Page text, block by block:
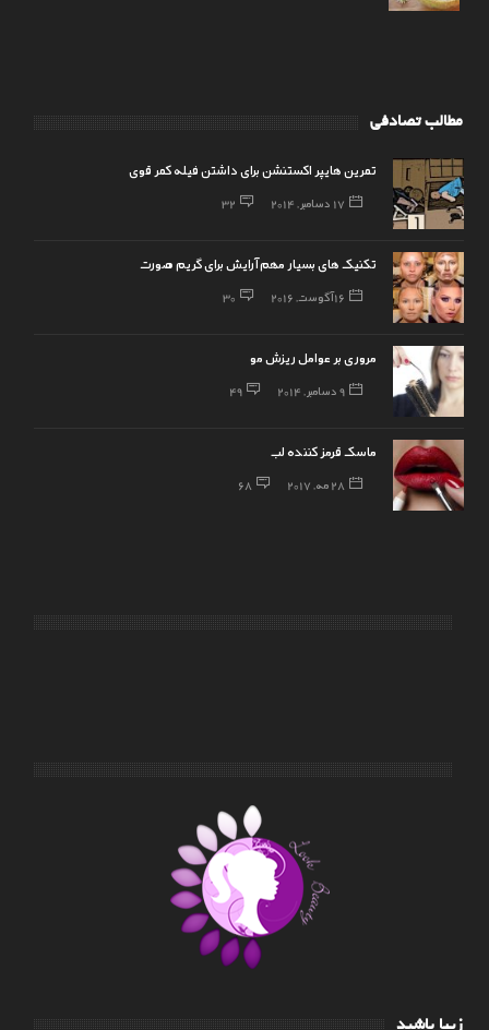
مطالب تصادفی
تمرین هایپر اکستنشن برای داشتن فیله کمر قوی
17 دسامبر, 2014 32
تکنیک های بسیار مهم آرایش برای گریم صورت
16 آگوست, 2016 30
مروری بر عوامل ریزش مو
9 دسامبر, 2014 49
ماسک قرمز کننده لب
28 مه, 2017 68
زیبا باشید